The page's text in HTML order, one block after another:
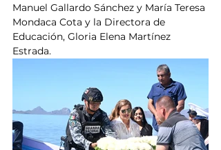
Manuel Gallardo Sánchez y María Teresa
Mondaca Cota y la Directora de
Educación, Gloria Elena Martínez
Estrada.